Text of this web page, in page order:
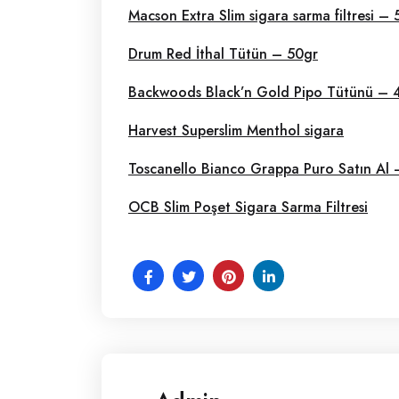
Macson Extra Slim sigara sarma filtresi –
Drum Red İthal Tütün – 50gr
Backwoods Black’n Gold Pipo Tütünü –
Harvest Superslim Menthol sigara
Toscanello Bianco Grappa Puro Satın Al
OCB Slim Poşet Sigara Sarma Filtresi